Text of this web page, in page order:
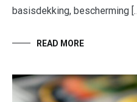
basisdekking, bescherming
READ MORE